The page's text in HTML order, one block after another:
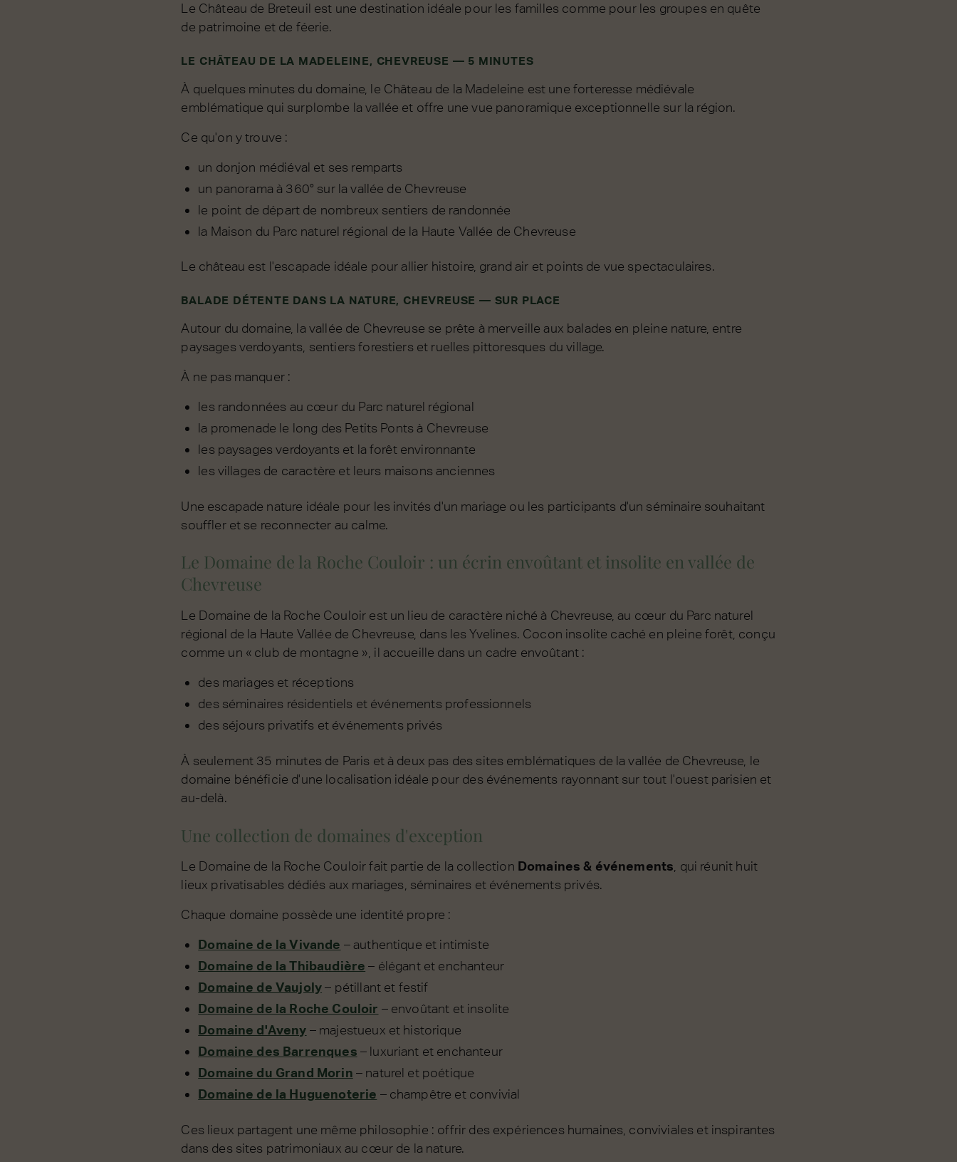
Le Château de Breteuil est une destination idéale pour les familles comme pour les groupes en quête
de patrimoine et de féerie.
LE CHÂTEAU DE LA MADELEINE, CHEVREUSE — 5 MINUTES
À quelques minutes du domaine, le Château de la Madeleine est une forteresse médiévale
emblématique qui surplombe la vallée et offre une vue panoramique exceptionnelle sur la région.
Ce qu'on y trouve :
un donjon médiéval et ses remparts
un panorama à 360° sur la vallée de Chevreuse
le point de départ de nombreux sentiers de randonnée
la Maison du Parc naturel régional de la Haute Vallée de Chevreuse
Le château est l'escapade idéale pour allier histoire, grand air et points de vue spectaculaires.
BALADE DÉTENTE DANS LA NATURE, CHEVREUSE — SUR PLACE
Autour du domaine, la vallée de Chevreuse se prête à merveille aux balades en pleine nature, entre
paysages verdoyants, sentiers forestiers et ruelles pittoresques du village.
À ne pas manquer :
les randonnées au cœur du Parc naturel régional
la promenade le long des Petits Ponts à Chevreuse
les paysages verdoyants et la forêt environnante
les villages de caractère et leurs maisons anciennes
Une escapade nature idéale pour les invités d'un mariage ou les participants d'un séminaire souhaitant
souffler et se reconnecter au calme.
Le Domaine de la Roche Couloir : un écrin envoûtant et insolite en vallée de
Chevreuse
Le Domaine de la Roche Couloir est un lieu de caractère niché à Chevreuse, au cœur du Parc naturel
régional de la Haute Vallée de Chevreuse, dans les Yvelines. Cocon insolite caché en pleine forêt, conçu
comme un « club de montagne », il accueille dans un cadre envoûtant :
des mariages et réceptions
des séminaires résidentiels et événements professionnels
des séjours privatifs et événements privés
À seulement 35 minutes de Paris et à deux pas des sites emblématiques de la vallée de Chevreuse, le
domaine bénéficie d'une localisation idéale pour des événements rayonnant sur tout l'ouest parisien et
au-delà.
Une collection de domaines d'exception
Le Domaine de la Roche Couloir fait partie de la collection Domaines & événements, qui réunit huit
lieux privatisables dédiés aux mariages, séminaires et événements privés.
Chaque domaine possède une identité propre :
Domaine de la Vivande – authentique et intimiste
Domaine de la Thibaudière – élégant et enchanteur
Domaine de Vaujoly– pétillant et festif
Domaine de la Roche Couloir – envoûtant et insolite
Domaine d'Aveny – majestueux et historique
Domaine des Barrenques – luxuriant et enchanteur
Domaine du Grand Morin – naturel et poétique
Domaine de la Huguenoterie – champêtre et convivial
Ces lieux partagent une même philosophie : offrir des expériences humaines, conviviales et inspirantes
dans des sites patrimoniaux au cœur de la nature.